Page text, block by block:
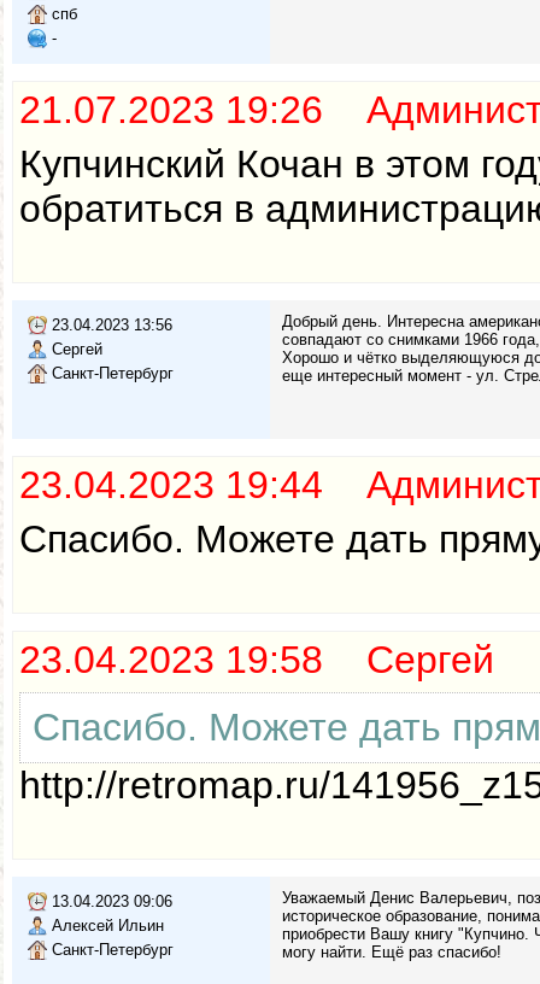
спб
-
21.07.2023 19:26
Купчинский Кочан в этом
обратиться в
23.04.2023 13:56
Сергей
Санкт-Петербург
Добрый день. Интересна
совпадают со снимками 1966
Хорошо и чётко выделяющуюся
еще интересный момент - ул.
23.04.2023 19:44
Спасибо. Можете дать
23.04.2023 19:58 Сергей
Спасибо. Можете дать
http://retromap.ru/
13.04.2023 09:06
Алексей Ильин
Санкт-Петербург
Уважаемый Денис Валерьевич,
историческое образование,
приобрести Вашу книгу "Купчино.
могу найти. Ещё раз спасибо!